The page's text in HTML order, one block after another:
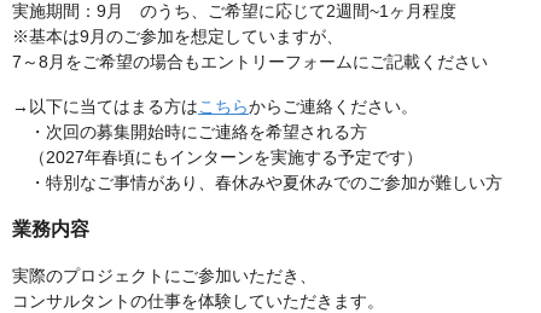
実施期間：9月 のうち、ご希望に応じて2週間~1ヶ月程度
※基本は9月のご参加を想定していますが、
7～8月をご希望の場合もエントリーフォームにご記載ください
→以下に当てはまる方はこちらからご連絡ください。
・次回の募集開始時にご連絡を希望される方
（2027年春頃にもインターンを実施する予定です）
・特別なご事情があり、春休みや夏休みでのご参加が難しい方
業務内容
実際のプロジェクトにご参加いただき、
コンサルタントの仕事を体験していただきます。